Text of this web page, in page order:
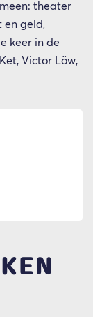
theater
en geld,
keer in de
Victor Löw,